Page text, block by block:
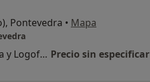
Pontevedra • Mapa
Visita Logopedia y Logofoniatría Precio sin especificar